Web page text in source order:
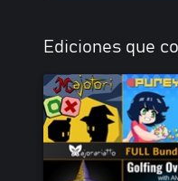
Ediciones que